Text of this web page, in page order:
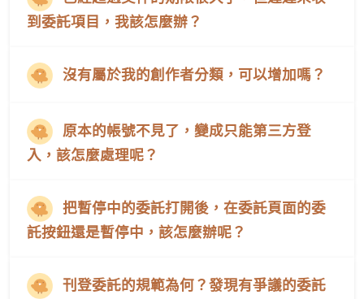
到委託項目，我該怎麼辦？
沒有屬於我的創作者分類，可以增加嗎？
入，該怎麼處理呢？
託按鈕還是暫停中，該怎麼辦呢？